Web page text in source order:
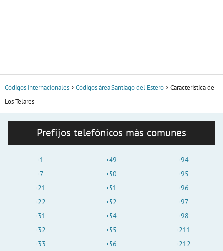
Códigos internacionales Códigos área Santiago del Estero
Característica de
Los Telares
Prefijos telefónicos más comunes
+1
+7
+21
+22
+31
+32
+33
+49
+50
+51
+52
+54
+55
+56
+94
+95
+96
+97
+98
+211
+212